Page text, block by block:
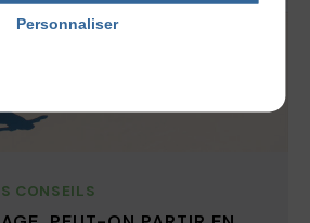
CONSEILS
Personnaliser